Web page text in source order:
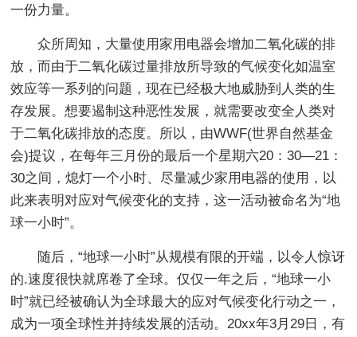
一份力量。
众所周知，大量使用家用电器会增加二氧化碳的排
放，而由于二氧化碳过量排放所导致的气候变化如温室
效应等一系列的问题，现在已经极大地威胁到人类的生
存发展。想要遏制这种恶性发展，就需要改变全人类对
于二氧化碳排放的态度。所以，由WWF(世界自然基金
会)提议，在每年三月份的最后一个星期六20：30—21：
30之间，熄灯一个小时、尽量减少家用电器的使用，以
此来表明对应对气候变化的支持，这一活动被命名为“地
球一小时”。
随后，“地球一小时”从规模有限的开端，以令人惊讶
的.速度很快就席卷了全球。仅仅一年之后，“地球一小
时”就已经被确认为全球最大的应对气候变化行动之一，
成为一项全球性并持续发展的活动。20xx年3月29日，有